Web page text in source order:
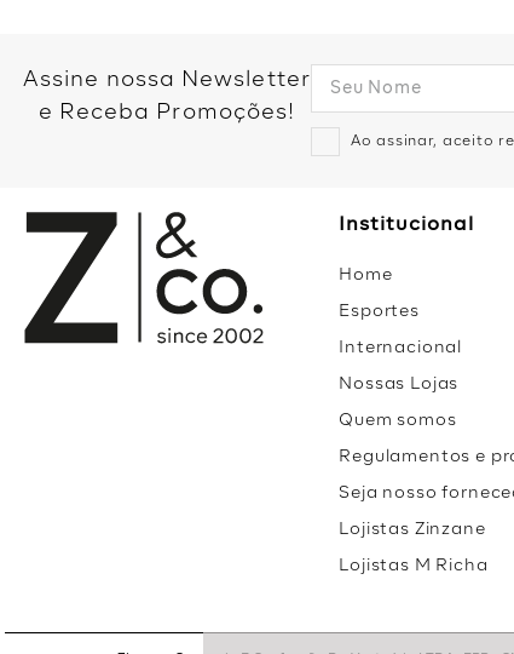
Assine nossa Newsletter
e Receba Promoções!
Ao assinar, aceito
Institucional
Home
Esportes
Internacional
Nossas Lojas
Quem somos
Regulamentos e
Seja nosso
Lojistas Zinzane
Lojistas M Richa